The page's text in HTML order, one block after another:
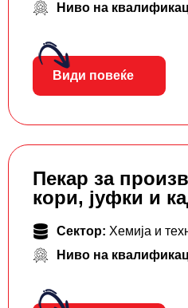
Ниво на
Види повеќе
Пекар за
кори, јуфки и
Сектор: Хемија и
Ниво на